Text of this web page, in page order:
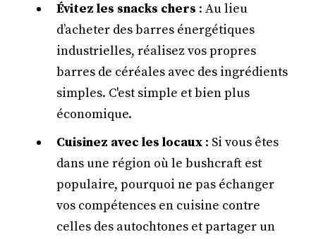
Évitez les snacks chers : Au lieu
d’acheter des barres énergétiques
industrielles, réalisez vos propres
barres de céréales avec des ingrédients
simples. C'est simple et bien plus
économique.
Cuisinez avec les locaux : Si vous êtes
dans une région où le bushcraft est
populaire, pourquoi ne pas échanger
vos compétences en cuisine contre
celles des autochtones et partager un